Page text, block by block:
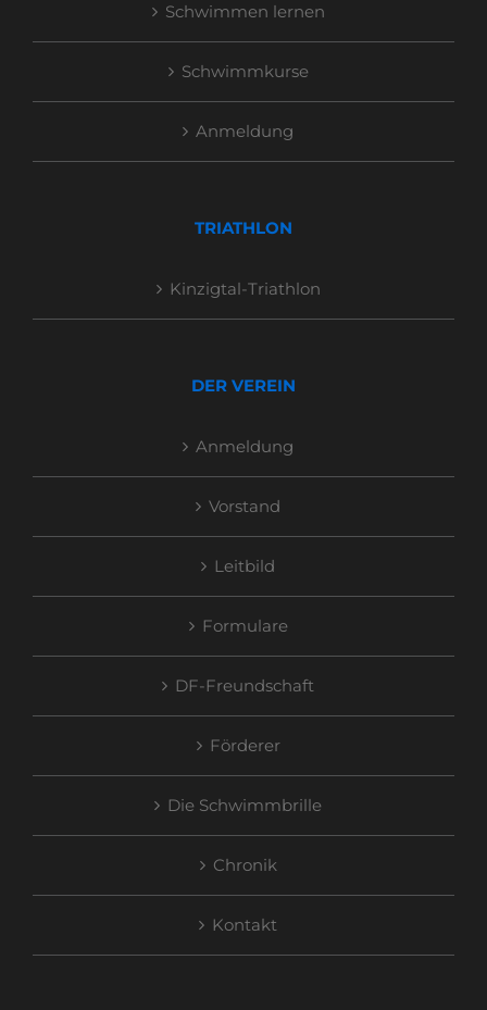
Schwimmen lernen
Schwimmkurse
Anmeldung
TRIATHLON
Kinzigtal-Triathlon
DER VEREIN
Anmeldung
Vorstand
Leitbild
Formulare
DF-Freundschaft
Förderer
Die Schwimmbrille
Chronik
Kontakt